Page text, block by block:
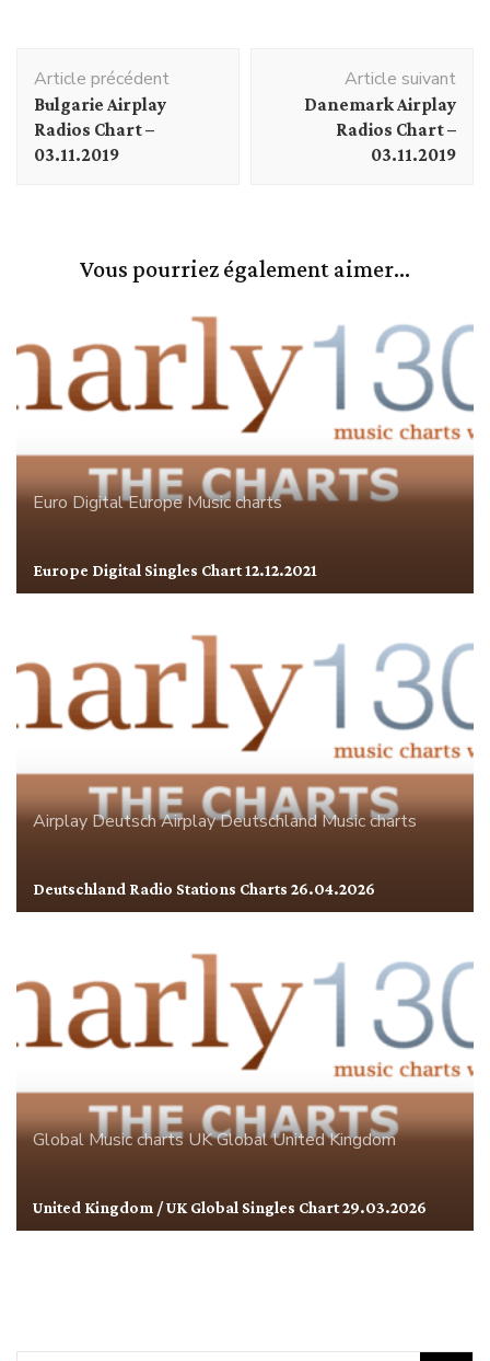
d'article
Article précédent
Bulgarie Airplay
Radios Chart –
03.11.2019
Article suivant
Danemark Airplay
Radios Chart –
03.11.2019
Vous pourriez également aimer...
Euro DigitalEuropeMusic charts
Europe Digital Singles Chart 12.12.2021
AirplayDeutsch AirplayDeutschlandMusic charts
Deutschland Radio Stations Charts 26.04.2026
GlobalMusic chartsUK GlobalUnited Kingdom
United Kingdom / UK Global Singles Chart 29.03.2026